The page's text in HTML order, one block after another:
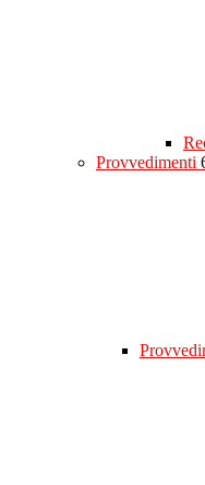
Provvedimenti